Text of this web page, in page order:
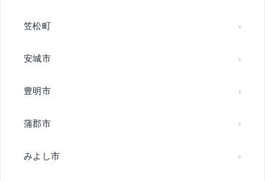
笠松町
安城市
豊明市
蒲郡市
みよし市